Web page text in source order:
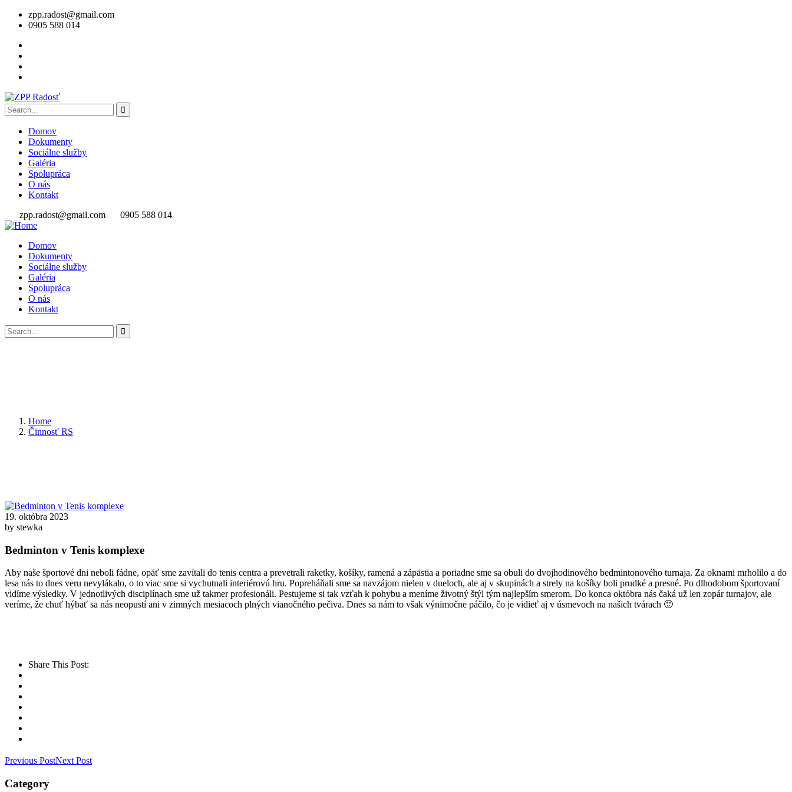
zpp.radost@gmail.com
0905 588 014
Domov
Dokumenty
Sociálne služby
Galéria
Spolupráca
O nás
Kontakt
zpp.radost@gmail.com
0905 588 014
Domov
Dokumenty
Sociálne služby
Galéria
Spolupráca
O nás
Kontakt
Home
Činnosť RS
19. októbra 2023
by stewka
Bedminton v Tenis komplexe
Aby naše športové dni neboli fádne, opäť sme zavítali do tenis centra a prevetrali raketky, košíky, ramená a zápästia a poriadne sme sa obuli do dvojhodinového bedmintonového turnaja. Za oknami mrholilo a do
lesa nás to dnes veru nevylákalo, o to viac sme si vychutnali interiérovú hru. Popreháňali sme sa navzájom nielen v dueloch, ale aj v skupinách a strely na košíky boli prudké a presné. Po dlhodobom športovaní
vidíme výsledky. V jednotlivých disciplínach sme už takmer profesionáli. Pestujeme si tak vzťah k pohybu a meníme životný štýl tým najlepším smerom. Do konca októbra nás čaká už len zopár turnajov, ale
veríme, že chuť hýbať sa nás neopustí ani v zimných mesiacoch plných vianočného pečiva. Dnes sa nám to však výnimočne páčilo, čo je vidieť aj v úsmevoch na našich tvárach 🙂
Share This Post:
Previous PostNext Post
Category